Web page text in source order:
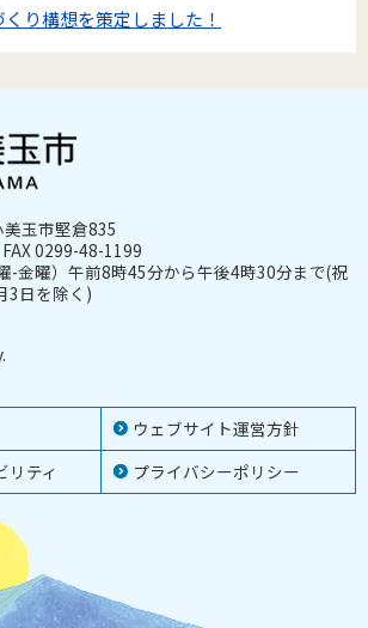
り構想を策定しました！
ウェブサイト運営方針
リティ
プライバシーポリシー
玉市堅倉835
0299-48-1199
-金曜）午前8時45分から午後4時30分まで(祝
3日を除く)